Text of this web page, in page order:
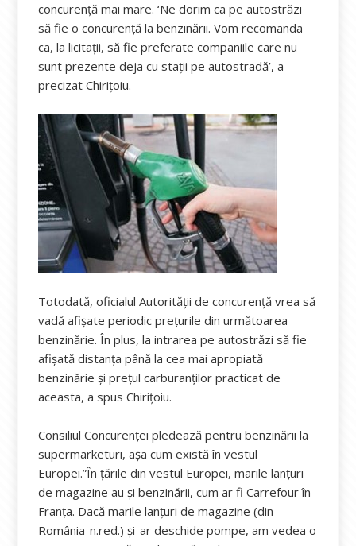
concurență mai mare. ‘Ne dorim ca pe autostrăzi
să fie o concurenţă la benzinării. Vom recomanda
ca, la licitaţii, să fie preferate companiile care nu
sunt prezente deja cu stații pe autostradă’, a
precizat Chiriţoiu.
Totodată, oficialul Autorității de concurență vrea să
vadă afișate periodic prețurile din următoarea
benzinărie. În plus, la intrarea pe autostrăzi să fie
afişată distanţa până la cea mai apropiată
benzinărie şi preţul carburanţilor practicat de
aceasta, a spus Chirițoiu.
Consiliul Concurenței pledează pentru benzinării la
supermarketuri, așa cum există în vestul
Europei.”În țările din vestul Europei, marile lanțuri
de magazine au și benzinării, cum ar fi Carrefour în
Franța. Dacă marile lanțuri de magazine (din
România-n.red.) și-ar deschide pompe, am vedea o